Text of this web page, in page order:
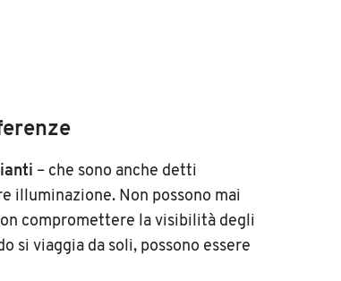
– che sono anche detti
illuminazione. Non possono mai
compromettere la visibilità degli
si viaggia da soli, possono essere